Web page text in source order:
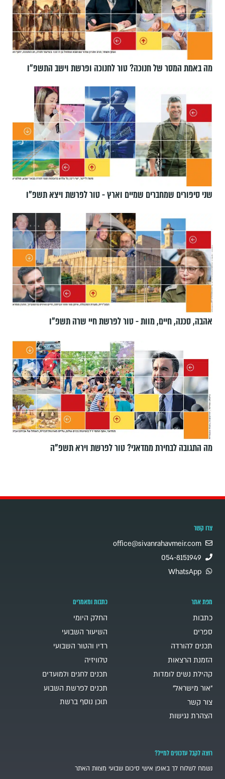
מה באמת המסר של חנוכה? טור לחנוכה ופרשת וישב התשפ״ו
שני סיפורים שמחברים שמיים וארץ - טור לפרשת ויצא תשפ"ו
אהבה, סכנה, חיים, מוות - טור לפרשת חיי שרה תשפ"ו
מה התגובה לבחירת ממדאני? טור לפרשת וירא תשפ"ה
צרו קשר
office@sivanrahavmeir.com
054-8151949
WhatsApp
מפת אתר
כתבות
ספרים
תכנים להורדה
הזמנת הרצאות
קהילת נשים לומדות
"אור מישראל"
צור קשר
הצהרת נגישות
כתבות ומאמרים
החלק היומי
השיעור השבועי
רדיו והטור השבועי
טלוויזיה
תכנים לחגים ולמועדים
תכנים לפרשת השבוע
תוכן נוסף ברשת
רוצה לקבל עדכונים למייל?
נשמח לשלוח לך באופן אישי סיכום שבועי מצוות האתר